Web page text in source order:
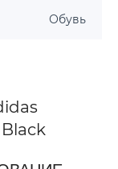
Обувь